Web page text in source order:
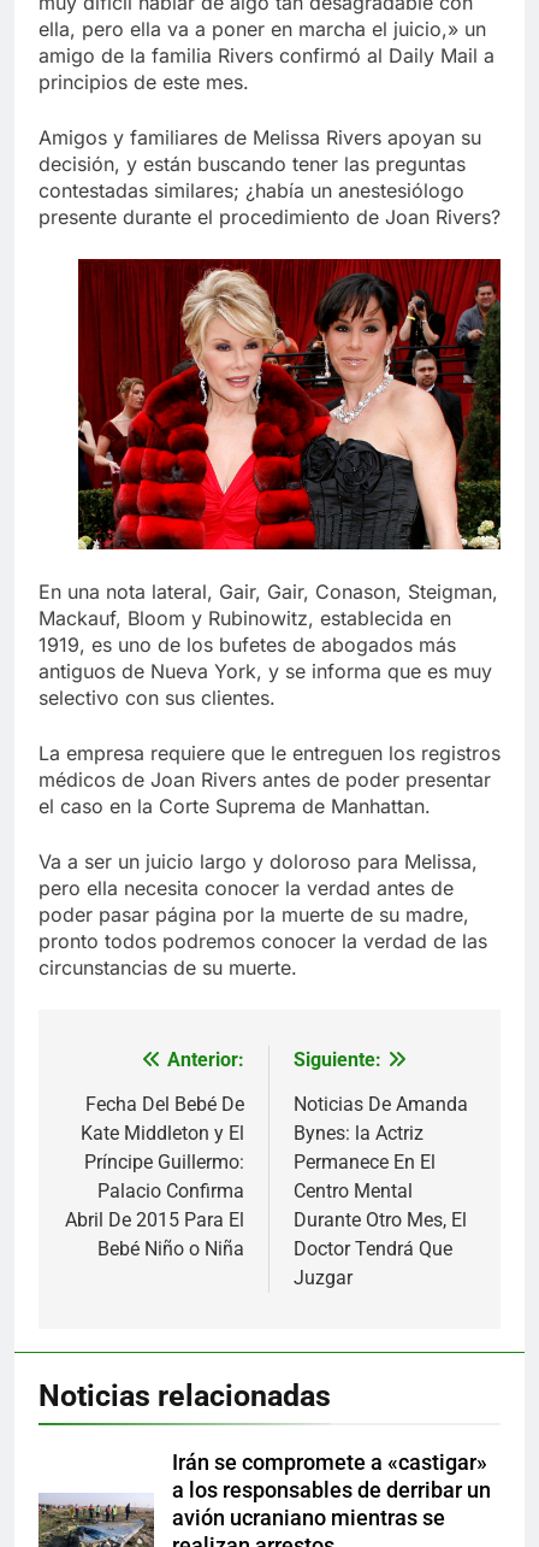
ella, pero ella va a poner en marcha el juicio,» un
amigo de la familia Rivers confirmó al Daily Mail a
principios de este mes.
Amigos y familiares de Melissa Rivers apoyan su
decisión, y están buscando tener las preguntas
contestadas similares; ¿había un anestesiólogo
presente durante el procedimiento de Joan Rivers?
En una nota lateral, Gair, Gair, Conason, Steigman,
Mackauf, Bloom y Rubinowitz, establecida en
1919, es uno de los bufetes de abogados más
antiguos de Nueva York, y se informa que es muy
selectivo con sus clientes.
La empresa requiere que le entreguen los registros
médicos de Joan Rivers antes de poder presentar
el caso en la Corte Suprema de Manhattan.
Va a ser un juicio largo y doloroso para Melissa,
pero ella necesita conocer la verdad antes de
poder pasar página por la muerte de su madre,
pronto todos podremos conocer la verdad de las
circunstancias de su muerte.
Navegación
de
entradas
Anterior:
Fecha Del Bebé De
Kate Middleton y El
Príncipe Guillermo:
Palacio Confirma
Abril De 2015 Para El
Bebé Niño o Niña
Siguiente:
Noticias De Amanda
Bynes: la Actriz
Permanece En El
Centro Mental
Durante Otro Mes, El
Doctor Tendrá Que
Juzgar
Noticias relacionadas
Irán se compromete a «castigar»
a los responsables de derribar un
avión ucraniano mientras se